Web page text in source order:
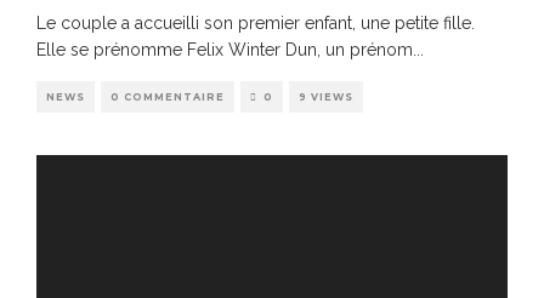
Le couple a accueilli son premier enfant, une petite fille.
Elle se prénomme Felix Winter Dun, un prénom...
NEWS 0 COMMENTAIRE 0 9 VIEWS